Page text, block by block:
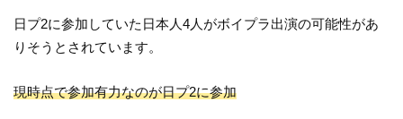
日プ2に参加していた日本人4人がボイプラ出演の可能性があ
りそうとされています。
現時点で参加有力なのが日プ2に参加